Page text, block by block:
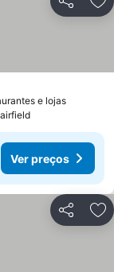
Partilhar
e lojas
Ver preços
Partilhar